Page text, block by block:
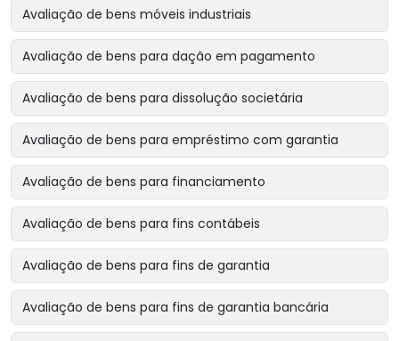
Avaliação de bens móveis industriais
Avaliação de bens para dação em pagamento
Avaliação de bens para dissolução societária
Avaliação de bens para empréstimo com garantia
Avaliação de bens para financiamento
Avaliação de bens para fins contábeis
Avaliação de bens para fins de garantia
Avaliação de bens para fins de garantia bancária